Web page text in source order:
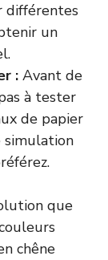
différentes
un
: Avant de
à tester
de papier
simulation
que
chêne